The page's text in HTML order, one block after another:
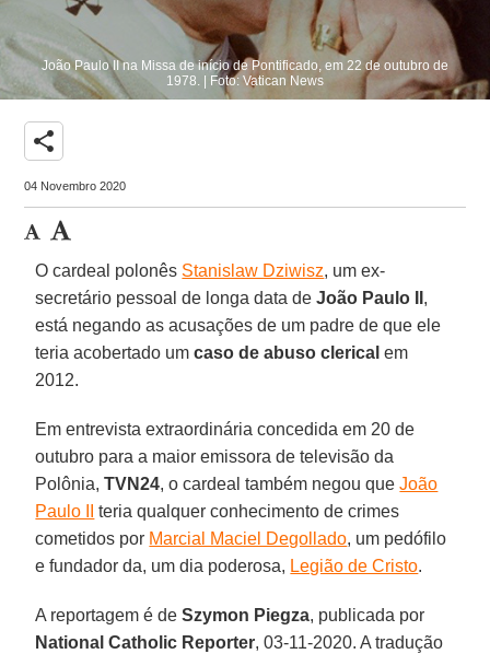
João Paulo II na Missa de início de Pontificado, em 22 de outubro de
1978. | Foto: Vatican News
share
04 Novembro 2020
O cardeal polonês Stanislaw Dziwisz, um ex-
secretário pessoal de longa data deJoão Paulo II ,
está negando as acusações de um padre de que ele
teria acobertado umcaso de abuso clerical em
2012.
Em entrevista extraordinária concedida em 20 de
outubro para a maior emissora de televisão da
Polônia,TVN24, o cardeal também negou queJoão
Paulo II
teria qualquer conhecimento de crimes
cometidos por Marcial Maciel Degollado, um pedófilo
e fundador da, um dia poderosa, Legião de Cristo.
A reportagem é deSzymon Piegza, publicada por
National Catholic Reporter, 03-11-2020. A tradução